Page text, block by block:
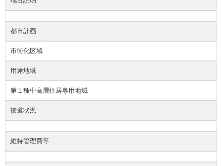
都市計画
市街化区域
用途地域
第１種中高層住居専用地域
接道状況
維持管理費等